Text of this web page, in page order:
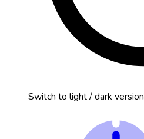
Switch to light / dark version